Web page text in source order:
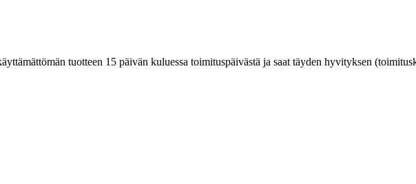
tuotteen 15 päivän kuluessa toimituspäivästä ja saat täyden hyvityksen